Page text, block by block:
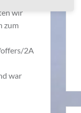
wir
zum
2A
war